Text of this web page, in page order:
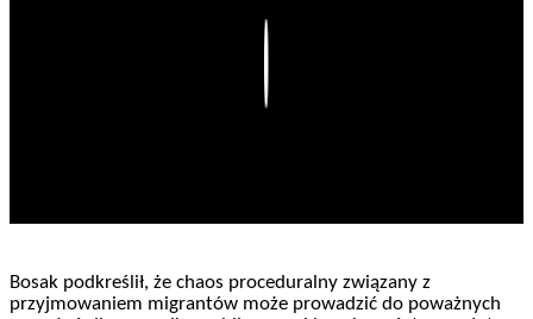
Bosak podkreślił, że chaos proceduralny związany z
przyjmowaniem migrantów może prowadzić do poważnych